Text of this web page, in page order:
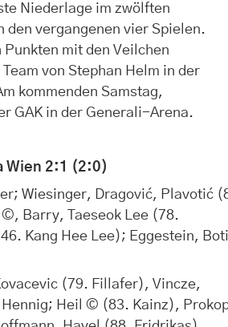
Niederlage im zwölften
den vergangenen vier Spielen.
mit den Veilchen
von Stephan Helm in der
kommenden Samstag,
GAK in der Generali-Arena.
Wien 2:1 (2:0)
Wiesinger, Dragović, Plavotić
Barry, Taeseok Lee (78.
Kang Hee Lee); Eggestein,
(79. Fillafer), Vincze,
Heil © (83. Kainz),